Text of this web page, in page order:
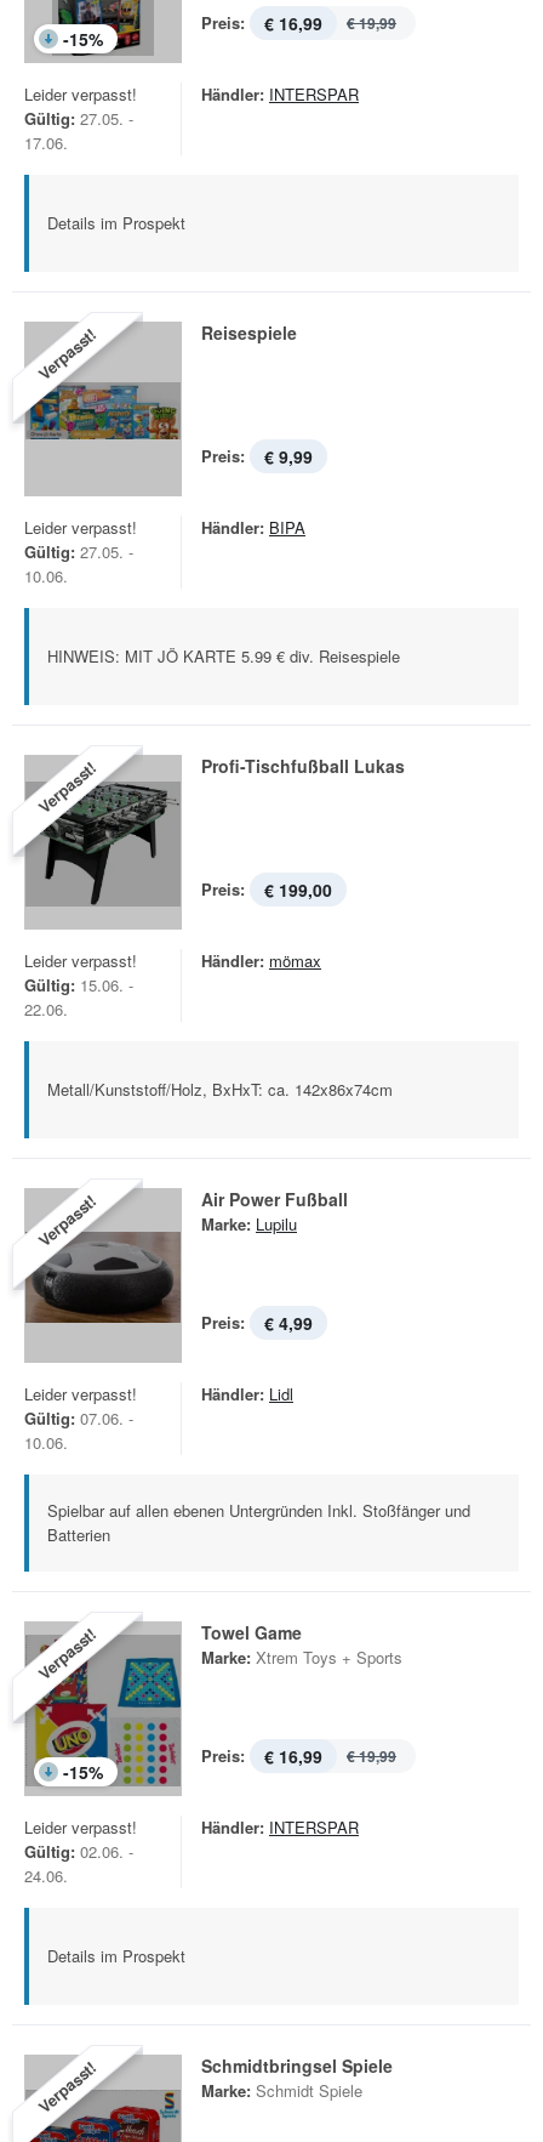
-15%
Preis: € 16,99 € 19,99
Leider verpasst!
Gültig: 27.05. -
17.06.
Händler: INTERSPAR
Details im Prospekt
Verpasst! Reisespiele
Preis: € 9,99
Leider verpasst!
Gültig: 27.05. -
10.06.
Händler: BIPA
HINWEIS: MIT JÖ KARTE 5.99 € div. Reisespiele
Verpasst! Profi-Tischfußball Lukas
Preis: € 199,00
Leider verpasst!
Gültig: 15.06. -
22.06.
Händler: mömax
Metall/Kunststoff/Holz, BxHxT: ca. 142x86x74cm
Verpasst! Air Power Fußball
Marke: Lupilu
Preis: € 4,99
Leider verpasst!
Gültig: 07.06. -
10.06.
Händler: Lidl
Spielbar auf allen ebenen Untergründen Inkl. Stoßfänger und
Batterien
Verpasst!
-15%
Towel Game
Marke: Xtrem Toys + Sports
Preis: € 16,99 € 19,99
Leider verpasst!
Gültig: 02.06. -
24.06.
Händler: INTERSPAR
Details im Prospekt
Verpasst! Schmidtbringsel Spiele
Marke: Schmidt Spiele